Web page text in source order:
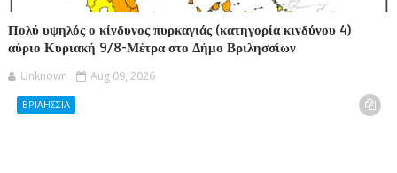
Πολύ υψηλός ο κίνδυνος πυρκαγιάς (κατηγορία κινδύνου 4)
αύριο Κυριακή 9/8-Μέτρα στο Δήμο Βριλησσίων
Unknown Aug 09, 2026
ΒΡΙΛΗΣΣΙΑ